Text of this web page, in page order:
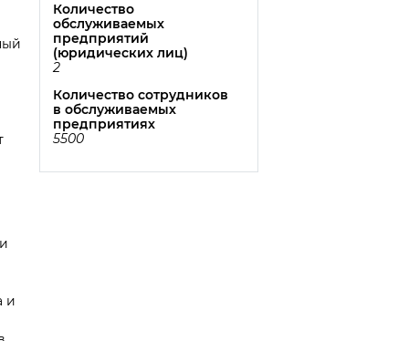
и
Количество
обслуживаемых
предприятий
(юридических лиц)
2
Количество сотрудников
в обслуживаемых
предприятиях
5500